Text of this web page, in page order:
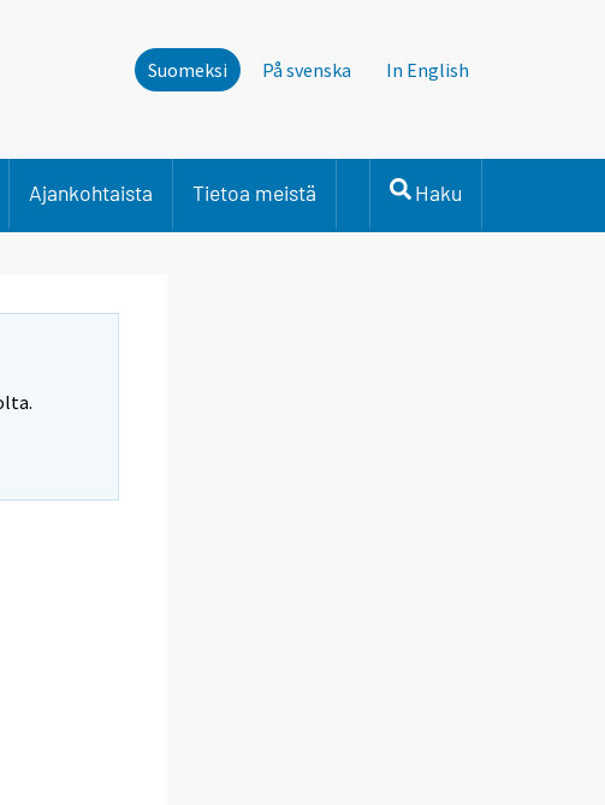
Suomeksi På svenska In English
Ajankohtaista Tietoa meistä Haku